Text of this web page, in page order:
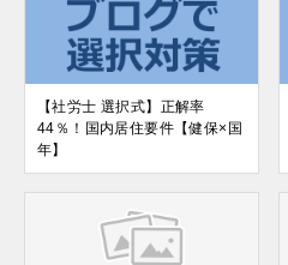
【社労士 選択式】正解率
44％！国内居住要件【健保×国
年】